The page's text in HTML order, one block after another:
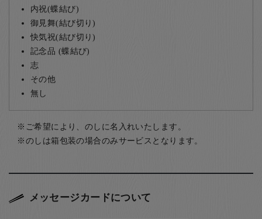
内祝(蝶結び)
御見舞(結び切り)
快気祝(結び切り)
記念品 (蝶結び)
志
その他
無し
ご希望により、のしに名入れいたします。
のしは箱包装の場合のみサービスとなります。
メッセージカードについて